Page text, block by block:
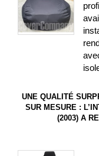
UNE QUALITÉ
SUR MESURE :
(2003) A